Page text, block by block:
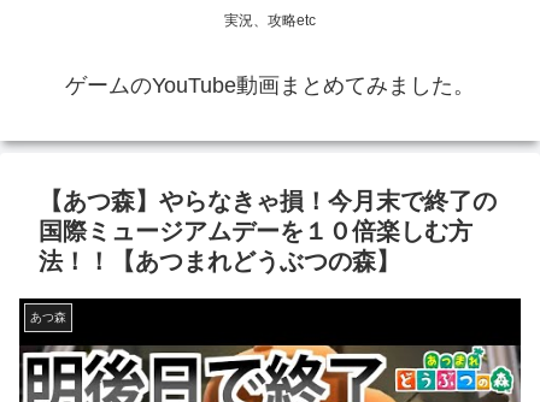
実況、攻略etc
ゲームのYouTube動画まとめてみました。
【あつ森】やらなきゃ損！今月末で終了の
国際ミュージアムデーを１０倍楽しむ方
法！！【あつまれどうぶつの森】
あつ森